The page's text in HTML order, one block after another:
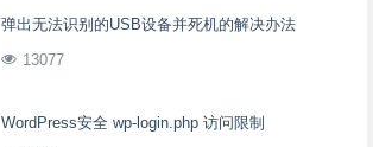
弹出无法识别的USB设备并死机的解决办法
13077
WordPress安全 wp-login.php 访问限制